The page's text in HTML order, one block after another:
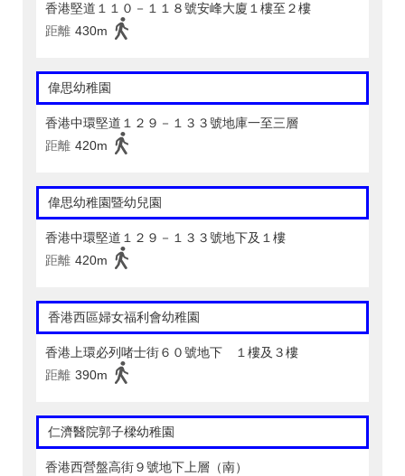
香港堅道１１０－１１８號安峰大廈１樓至２樓
距離 430m
偉思幼稚園
香港中環堅道１２９－１３３號地庫一至三層
距離 420m
偉思幼稚園暨幼兒園
香港中環堅道１２９－１３３號地下及１樓
距離 420m
香港西區婦女福利會幼稚園
香港上環必列啫士街６０號地下 １樓及３樓
距離 390m
仁濟醫院郭子樑幼稚園
香港西營盤高街９號地下上層（南）